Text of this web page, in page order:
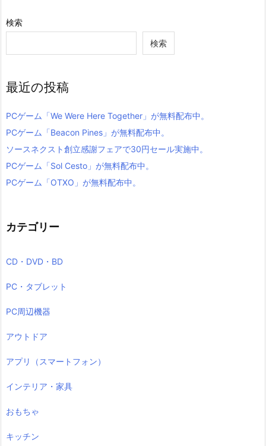
検索
検索
最近の投稿
PCゲーム「We Were Here Together」が無料配布中。
PCゲーム「Beacon Pines」が無料配布中。
ソースネクスト創立感謝フェアで30円セール実施中。
PCゲーム「Sol Cesto」が無料配布中。
PCゲーム「OTXO」が無料配布中。
カテゴリー
CD・DVD・BD
PC・タブレット
PC周辺機器
アウトドア
アプリ（スマートフォン）
インテリア・家具
おもちゃ
キッチン